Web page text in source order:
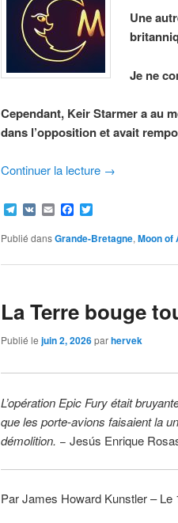
Une
Je ne
Cependant, Keir Starmer a au
dans l’opposition et avait
Continuer la lecture →
Telegram
VK EmailFacebook
Publié dansGrande-Bretagne, Moon of
La Terre bouge
Publié le juin 2, 2026parhervek
L’opération Epic Fury était
que les porte-avions faisaient la
démolition. − Jesús Enrique
Par James Howard Kunstler – Le